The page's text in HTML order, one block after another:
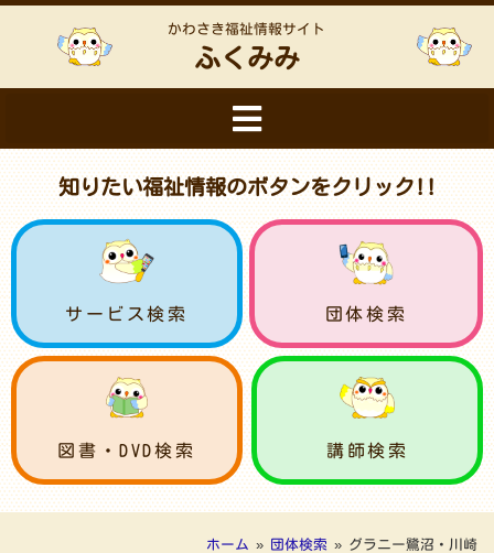
かわさき福祉情報サイト
ふくみみ
知りたい福祉情報のボタンをクリック!!
サービス検索 団体検索
図書・DVD検索 講師検索
ホーム » 団体検索 » グラニー鷺沼・川崎